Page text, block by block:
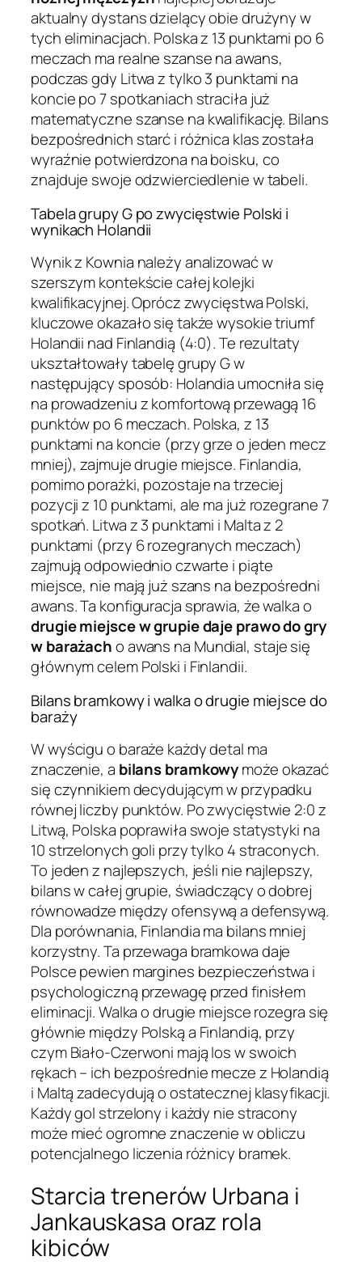
aktualny dystans dzielący obie drużyny w
tych eliminacjach. Polska z 13 punktami po 6
meczach ma realne szanse na awans,
podczas gdy Litwa z tylko 3 punktami na
koncie po 7 spotkaniach straciła już
matematyczne szanse na kwalifikację. Bilans
bezpośrednich starć i różnica klas została
wyraźnie potwierdzona na boisku, co
znajduje swoje odzwierciedlenie w tabeli.
Tabela grupy G po zwycięstwie Polski i
wynikach Holandii
Wynik z Kownia należy analizować w
szerszym kontekście całej kolejki
kwalifikacyjnej. Oprócz zwycięstwa Polski,
kluczowe okazało się także wysokie triumf
Holandii nad Finlandią (4:0). Te rezultaty
ukształtowały tabelę grupy G w
następujący sposób: Holandia umocniła się
na prowadzeniu z komfortową przewagą 16
punktów po 6 meczach. Polska, z 13
punktami na koncie (przy grze o jeden mecz
mniej), zajmuje drugie miejsce. Finlandia,
pomimo porażki, pozostaje na trzeciej
pozycji z 10 punktami, ale ma już rozegrane 7
spotkań. Litwa z 3 punktami i Malta z 2
punktami (przy 6 rozegranych meczach)
zajmują odpowiednio czwarte i piąte
miejsce, nie mają już szans na bezpośredni
awans. Ta konfiguracja sprawia, że walka o
drugie miejsce w grupie daje prawo do gry
w barażacho awans na Mundial, staje się
głównym celem Polski i Finlandii.
Bilans bramkowy i walka o drugie miejsce do
baraży
W wyścigu o baraże każdy detal ma
znaczenie, a bilans bramkowymoże okazać
się czynnikiem decydującym w przypadku
równej liczby punktów. Po zwycięstwie 2:0 z
Litwą, Polska poprawiła swoje statystyki na
10 strzelonych goli przy tylko 4 straconych.
To jeden z najlepszych, jeśli nie najlepszy,
bilans w całej grupie, świadczący o dobrej
równowadze między ofensywą a defensywą.
Dla porównania, Finlandia ma bilans mniej
korzystny. Ta przewaga bramkowa daje
Polsce pewien margines bezpieczeństwa i
psychologiczną przewagę przed finisłem
eliminacji. Walka o drugie miejsce rozegra się
głównie między Polską a Finlandią, przy
czym Biało-Czerwoni mają los w swoich
rękach – ich bezpośrednie mecze z Holandią
i Maltą zadecydują o ostatecznej klasyfikacji.
Każdy gol strzelony i każdy nie stracony
może mieć ogromne znaczenie w obliczu
potencjalnego liczenia różnicy bramek.
Starcia trenerów Urbana i
Jankauskasa oraz rola
kibiców